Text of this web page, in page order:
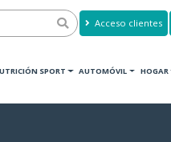
Acceso clientes
SPORT AUTOMÓVIL HOGAR